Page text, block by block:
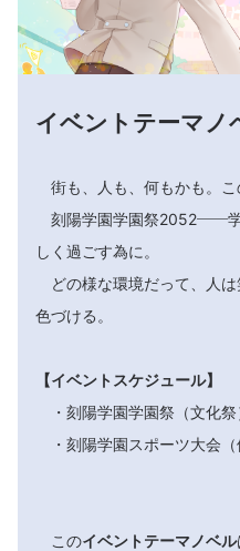
イベントテーマノ
街も、人も、何もかも。こ
刻陽学園学園祭2052――学
しく過ごす為に。
どの様な環境だって、人
色づける。
【イベントスケジュール】
・刻陽学園学園祭（文化
・刻陽学園スポーツ大会
このイベントテーマノベル